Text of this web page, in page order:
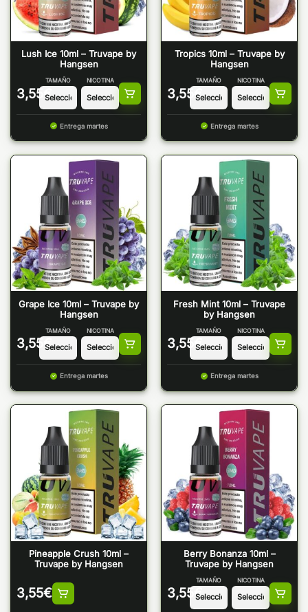
Lush Ice 10ml – Truvape by
Hangsen
3,55 €
TAMAÑO NICOTINA
Entrega martes
Tropics 10ml – Truvape by
Hangsen
3,55 €
TAMAÑO NICOTINA
Entrega martes
Grape Ice 10ml – Truvape by
Hangsen
3,55 €
TAMAÑO NICOTINA
Entrega martes
Fresh Mint 10ml – Truvape
by Hangsen
3,55 €
TAMAÑO NICOTINA
Entrega martes
Pineapple Crush 10ml –
Truvape by Hangsen
3,55€
Berry Bonanza 10ml –
Truvape by Hangsen
3,55 €
TAMAÑO NICOTINA